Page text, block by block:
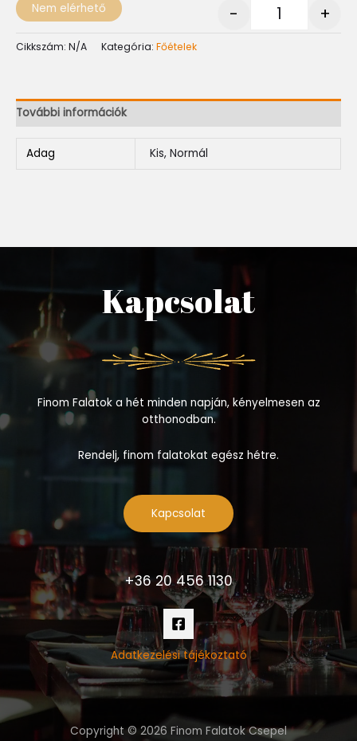
- +
Nem elérhető
Cikkszám: N/A Kategória: Főételek
További információk
Adag Kis, Normál
Kapcsolat
Finom Falatok a hét minden napján, kényelmesen az
otthonodban.
Rendelj, finom falatokat egész hétre.
Kapcsolat
+36 20 456 1130
Adatkezelési tájékoztató
Copyright © 2026 Finom Falatok Csepel